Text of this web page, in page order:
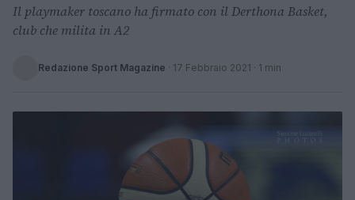
Il playmaker toscano ha firmato con il Derthona Basket,
club che milita in A2
Redazione Sport Magazine · 17 Febbraio 2021 · 1 min